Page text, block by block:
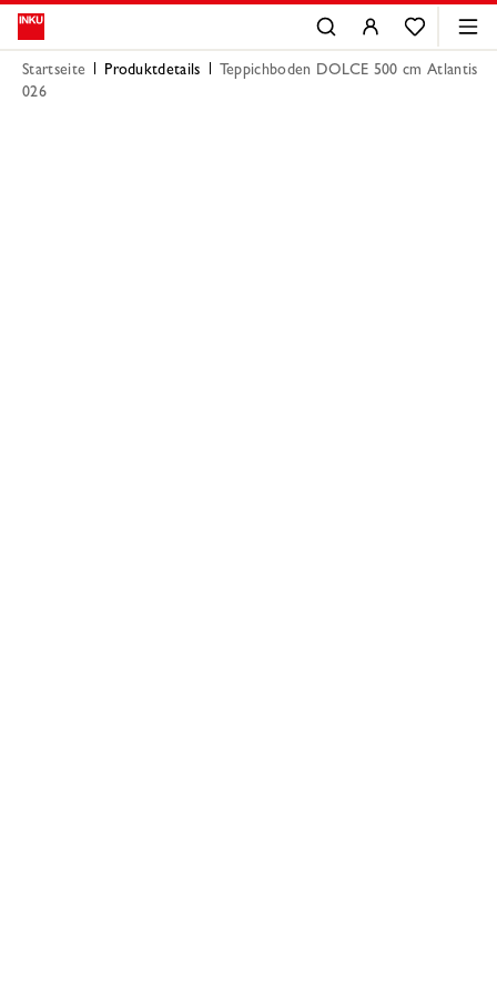
Startseite Produktdetails
Teppichboden DOLCE 500 cm Atlantis
026